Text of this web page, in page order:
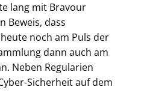
lang mit Bravour
Beweis, dass
noch am Puls der
dann auch am
Neben Regularien
Sicherheit auf dem